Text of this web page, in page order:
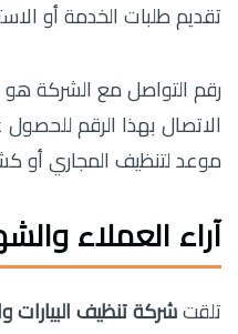
تقديم طلبات الخدمة أو
رقم التواصل مع الشركة هو
الاتصال بهذا الرقم
موعد لتنظيف المجاري أو
آراء العملاء
تلقت شركة تنظيف البيارات